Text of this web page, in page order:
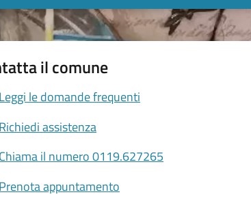
il comune
Leggi le domande frequenti
Richiedi assistenza
Chiama il numero 0119.627265
Prenota appuntamento